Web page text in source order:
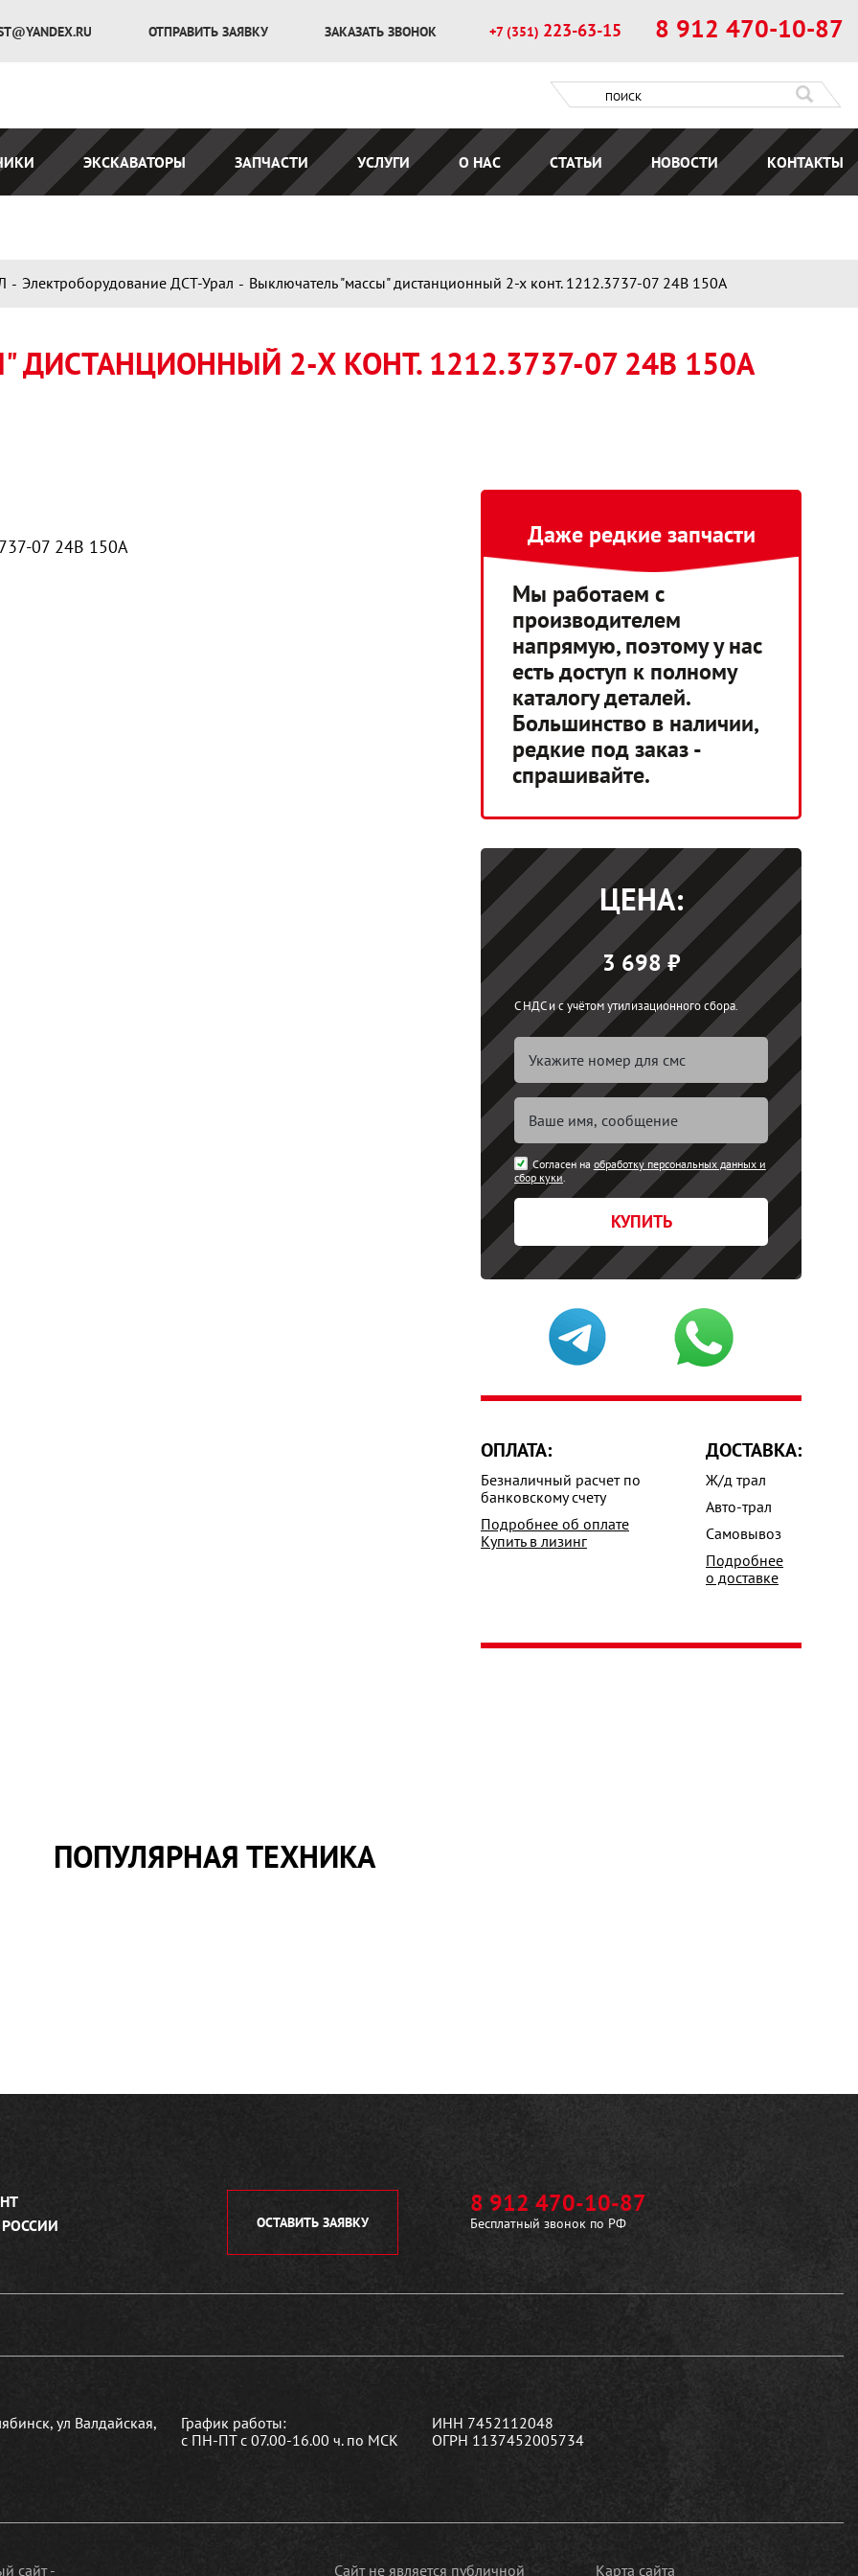
ОТПРАВИТЬ ЗАЯВКУ ЗАКАЗАТЬ ЗВОНОК +7 (351) 223-63-15 8 912 470-10-87
ЭКСКАВАТОРЫ ЗАПЧАСТИ УСЛУГИ О НАС СТАТЬИ НОВОСТИ КОНТАКТЫ
Электроборудование ДСТ-Урал Выключатель "массы" дистанционный 2-х конт. 1212.3737-07 24В 150А
2-Х КОНТ. 1212.3737-07 24В 150А
07 24В 150А
Даже редкие запчасти
Мы работаем с
производителем
напрямую, поэтому у нас
есть доступ к полному
каталогу деталей.
Большинство в наличии,
редкие под заказ -
спрашивайте.
ЦЕНА:
3 698 ₽
С НДС и с учётом утилизационного сбора.
Согласен на обработку персональных данных и
сбор куки.
КУПИТЬ
ОПЛАТА:
Безналичный расчет по
банковскому счету
Подробнее об оплате
Купить в лизинг
ДОСТАВКА:
Ж/д трал
Авто-трал
Самовывоз
Подробнее
о доставке
ПОПУЛЯРНАЯ ТЕХНИКА
ОСТАВИТЬ ЗАЯВКУ
8 912 470-10-87
Бесплатный звонок по РФ
ул Валдайская,
График работы:
с ПН-ПТ с 07.00-16.00 ч. по МСК
ИНН 7452112048
ОГРН 1137452005734
сайт - Сайт не является публичной Карта сайта